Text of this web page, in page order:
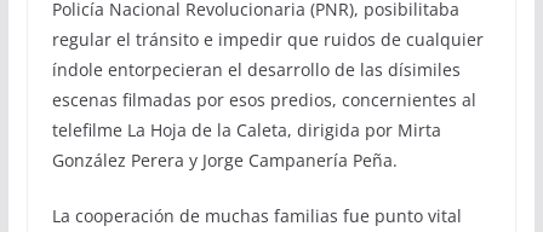
Policía Nacional Revolucionaria (PNR), posibilitaba
regular el tránsito e impedir que ruidos de cualquier
índole entorpecieran el desarrollo de las dísimiles
escenas filmadas por esos predios, concernientes al
telefilme La Hoja de la Caleta, dirigida por Mirta
González Perera y Jorge Campanería Peña.
La cooperación de muchas familias fue punto vital